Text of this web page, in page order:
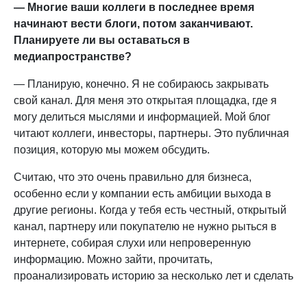
— Многие ваши коллеги в последнее время
начинают вести блоги, потом заканчивают.
Планируете ли вы оставаться в
медиапространстве?
— Планирую, конечно. Я не собираюсь закрывать
свой канал. Для меня это открытая площадка, где я
могу делиться мыслями и информацией. Мой блог
читают коллеги, инвесторы, партнеры. Это публичная
позиция, которую мы можем обсудить.
Считаю, что это очень правильно для бизнеса,
особенно если у компании есть амбиции выхода в
другие регионы. Когда у тебя есть честный, открытый
канал, партнеру или покупателю не нужно рыться в
интернете, собирая слухи или непроверенную
информацию. Можно зайти, прочитать,
проанализировать историю за несколько лет и сделать